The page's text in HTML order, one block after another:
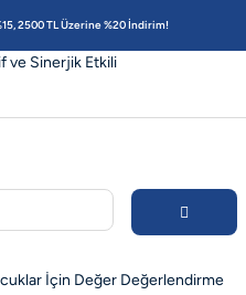
2500 TL Üzerine %20 İndirim!